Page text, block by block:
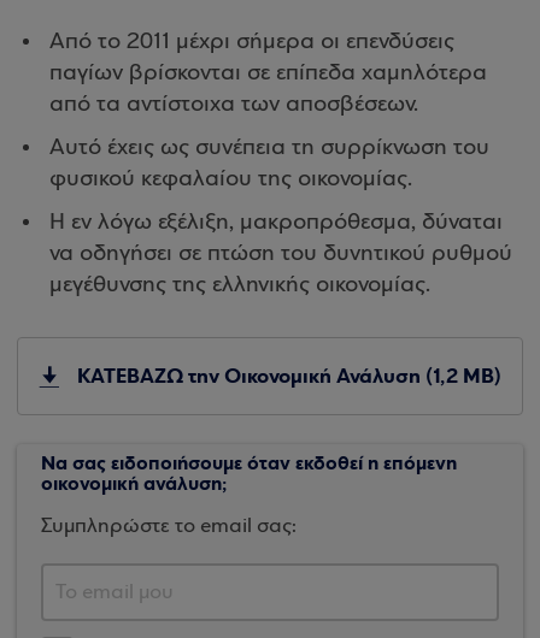
Aπό το 2011 μέχρι σήμερα οι επενδύσεις
παγίων βρίσκονται σε επίπεδα χαμηλότερα
από τα αντίστοιχα των αποσβέσεων.
Αυτό έχεις ως συνέπεια τη συρρίκνωση του
φυσικού κεφαλαίου της οικονομίας.
H εν λόγω εξέλιξη, μακροπρόθεσμα, δύναται
να οδηγήσει σε πτώση του δυνητικού ρυθμού
μεγέθυνσης της ελληνικής οικονομίας.
ΚΑΤΕΒΑΖΩ την Οικονομική Ανάλυση (1,2 MB)
Να σας ειδοποιήσουμε όταν εκδοθεί η επόμενη
οικονομική ανάλυση;
Συμπληρώστε το email σας: